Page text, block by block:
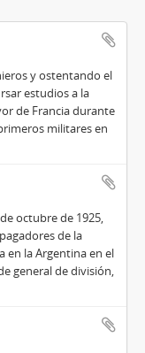
y ostentando el
estudios a la
de Francia durante
militares en
octubre de 1925,
de la
en la Argentina en el
general de división,